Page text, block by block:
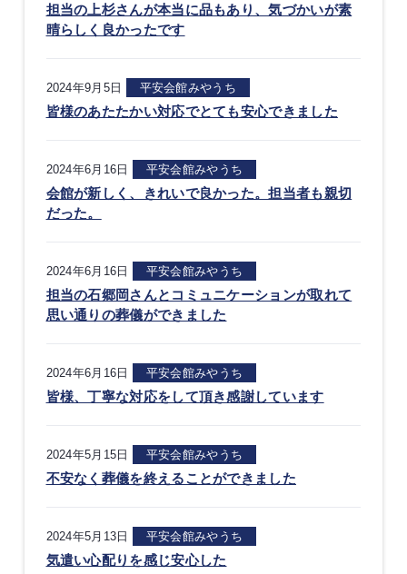
担当の上杉さんが本当に品もあり、気づかいが素
晴らしく良かったです
2024年9月5日 平安会館みやうち
皆様のあたたかい対応でとても安心できました
2024年6月16日 平安会館みやうち
会館が新しく、きれいで良かった。担当者も親切
だった。
2024年6月16日 平安会館みやうち
担当の石郷岡さんとコミュニケーションが取れて
思い通りの葬儀ができました
2024年6月16日 平安会館みやうち
皆様、丁寧な対応をして頂き感謝しています
2024年5月15日 平安会館みやうち
不安なく葬儀を終えることができました
2024年5月13日 平安会館みやうち
気遣い心配りを感じ安心した